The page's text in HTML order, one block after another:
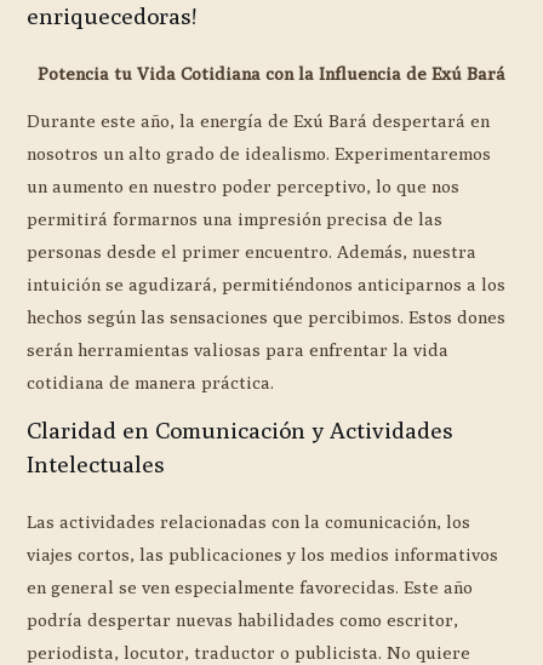
enriquecedoras!
Potencia tu Vida Cotidiana con la Influencia de Exú Bará
Durante este año, la energía de Exú Bará despertará en
nosotros un alto grado de idealismo. Experimentaremos
un aumento en nuestro poder perceptivo, lo que nos
permitirá formarnos una impresión precisa de las
personas desde el primer encuentro. Además, nuestra
intuición se agudizará, permitiéndonos anticiparnos a los
hechos según las sensaciones que percibimos. Estos dones
serán herramientas valiosas para enfrentar la vida
cotidiana de manera práctica.
Claridad en Comunicación y Actividades
Intelectuales
Las actividades relacionadas con la comunicación, los
viajes cortos, las publicaciones y los medios informativos
en general se ven especialmente favorecidas. Este año
podría despertar nuevas habilidades como escritor,
periodista, locutor, traductor o publicista. No quiere